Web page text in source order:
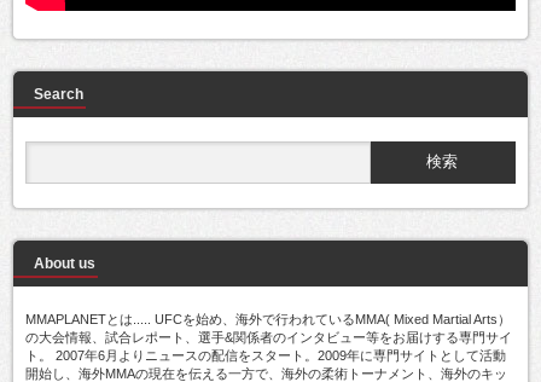
Search
About us
MMAPLANETとは..... UFCを始め、海外で行われているMMA( Mixed Martial Arts）
の大会情報、試合レポート、選手&関係者のインタビュー等をお届けする専門サイ
ト。 2007年6月よりニュースの配信をスタート。2009年に専門サイトとして活動
開始し、海外MMAの現在を伝える一方で、海外の柔術トーナメント、海外のキッ